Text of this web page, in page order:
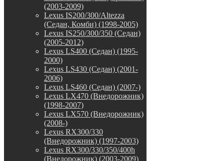
(2003-2009)
Lexus IS200/300/Altezza
(Седан, Комби) (1998-2005)
Lexus IS250/300/350 (Седан)
(2005-2012)
Lexus LS400 (Седан) (1995-
2000)
Lexus LS430 (Седан) (2001-
2006)
Lexus LS460 (Седан) (2007-)
Lexus LX470 (Внедорожник)
(1998-2007)
Lexus LX570 (Внедорожник)
(2008-)
Lexus RX300/330
(Внедорожник) (1997-2003)
Lexus RX300/330/350/400h
(Внедорожник) (2003-2009)